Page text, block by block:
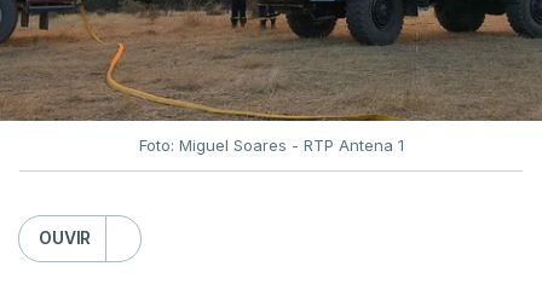
Foto: Miguel Soares - RTP Antena 1
OUVIR